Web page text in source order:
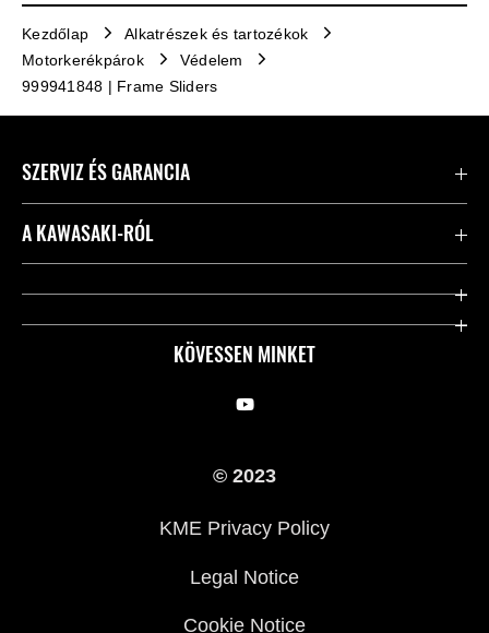
Kezdőlap
Alkatrészek és tartozékok
Motorkerékpárok
Védelem
999941848 | Frame Sliders
KÖVESSEN MINKET
SZERVIZ ÉS GARANCIA
Kapcsolat
Hasznos linkek
A KAWASAKI-RÓL
Vállalatunk
© 2023
KME Privacy Policy
Legal Notice
Cookie Notice